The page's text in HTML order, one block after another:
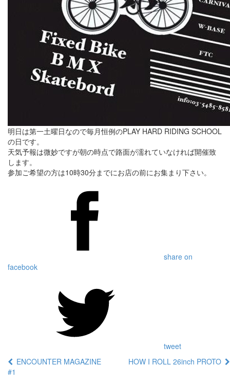
明日は第一土曜日なので毎月恒例のPLAY HARD RIDING SCHOOL
の日です。
天気予報は微妙ですが朝の時点で路面が濡れていなければ開催致
します。
参加ご希望の方は10時30分までにお店の前にお集まり下さい。
share on
facebook
tweet
ENCOUNTER MAGAZINE
#1
HOW I ROLL 26inch PROTO